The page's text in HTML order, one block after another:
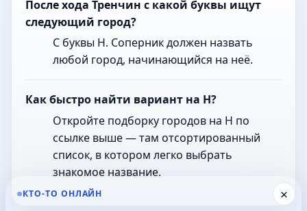
После хода Тренчин с какой буквы ищут
следующий город?
С буквы Н. Соперник должен назвать
любой город, начинающийся на неё.
Как быстро найти вариант на Н?
Откройте подборку городов на Н по
ссылке выше — там отсортированный
список, в котором легко выбрать
знакомое название.
×
КТО-ТО ОНЛАЙН